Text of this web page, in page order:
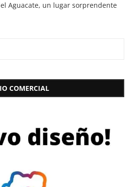
Aguacate, un lugar sorprendente
COMERCIAL